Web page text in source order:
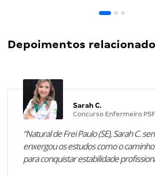
Depoimentos
Sarah C.
Concurso Enfermeiro PSF
“Natural de Frei Paulo (SE), Sarah C.
enxergou os estudos como o
para conquistar estabilidade